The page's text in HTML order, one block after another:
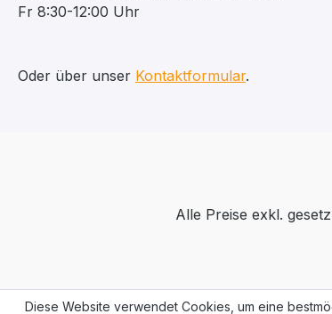
Fr 8:30-12:00 Uhr
Oder über unser Kontaktformular.
Alle Preise exkl.
Diese Website verwendet Cookies, um eine